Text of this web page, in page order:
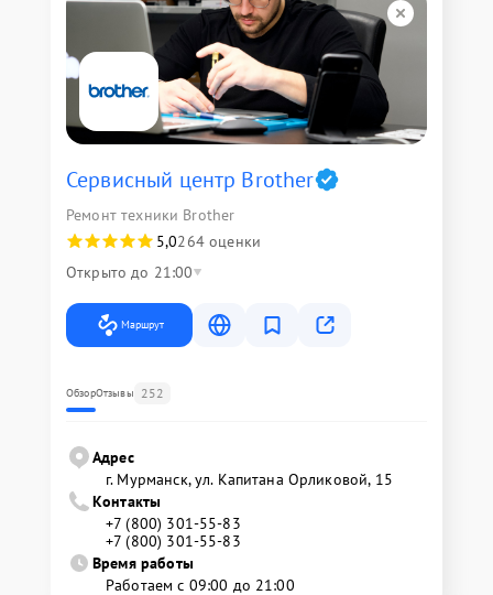
Сервисный центр Brother
Ремонт техники Brother
5,0264 оценки
Открыто до 21:00
Маршрут
ОбзорОтзывы 252
Адрес
г. Мурманск, ул. Капитана Орликовой, 15
Контакты
+7 (800) 301-55-83
+7 (800) 301-55-83
Время работы
Работаем с 09:00 до 21:00